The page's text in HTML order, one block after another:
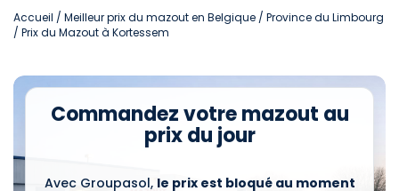
Accueil / Meilleur prix du mazout en Belgique / Province du Limbourg
/ Prix du Mazout à Kortessem
Commandez votre mazout au
prix du jour
Avec Groupasol, le prix est bloqué au moment